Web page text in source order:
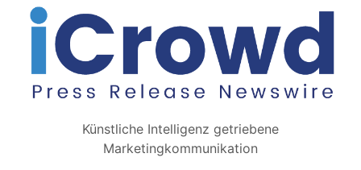
Künstliche Intelligenz getriebene
Marketingkommunikation